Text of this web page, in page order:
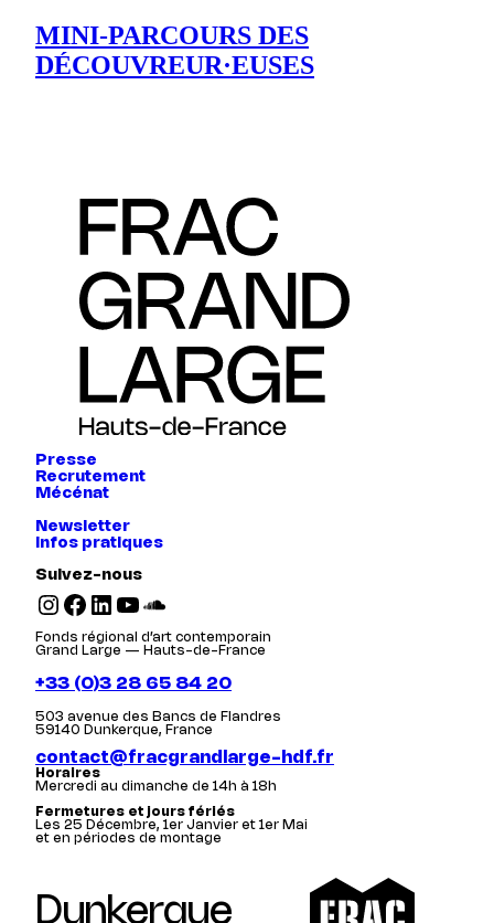
MINI-PARCOURS DES
DÉCOUVREUR·EUSES
Presse
Recrutement
Mécénat
Newsletter
Infos pratiques
Suivez-nous
Instagram Facebook LinkedIn YouTube SoundCloud
Fonds régional d’art contemporain
Grand Large — Hauts-de-France
+33 (0)3 28 65 84 20
503 avenue des Bancs de Flandres
59140 Dunkerque, France
contact@fracgrandlarge-hdf.fr
Horaires
Mercredi au dimanche de 14h à 18h
Fermetures et jours fériés
Les 25 Décembre, 1er Janvier et 1er Mai
et en périodes de montage
Dunkerque